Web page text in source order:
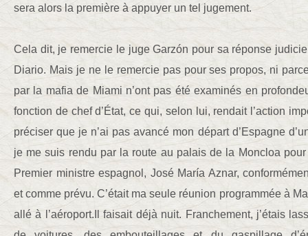
sera alors la première à appuyer un tel jugement.
Cela dit, je remercie le juge Garzón pour sa réponse
Diario. Mais je ne le remercie pas pour ses propos, ni
par la mafia de Miami n’ont pas été examinés en
fonction de chef d’État, ce qui, selon lui, rendait l’action
préciser que je n’ai pas avancé mon départ d’Espagne
je me suis rendu par la route au palais de la Moncloa
Premier ministre espagnol, José María Aznar,
et comme prévu. C’était ma seule réunion programmée à
allé à l’aéroport.Il faisait déjà nuit. Franchement, j’étais